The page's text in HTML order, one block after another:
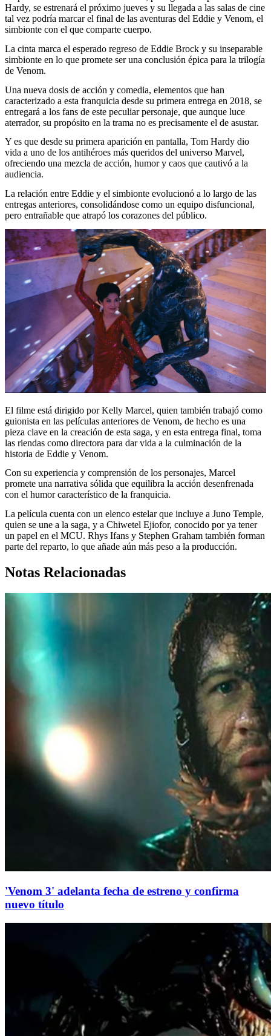
Hardy, se estrenará el próximo jueves y su llegada a las salas de cine
tal vez podría marcar el final de las aventuras del Eddie y Venom, el
simbionte con el que comparte cuerpo.
La cinta marca el esperado regreso de Eddie Brock y su inseparable
simbionte en lo que promete ser una conclusión épica para la trilogía
de Venom.
Una nueva dosis de acción y comedia, elementos que han
caracterizado a esta franquicia desde su primera entrega en 2018, se
entregará a los fans de este peculiar personaje, que aunque luce
aterrador, su propósito en la trama no es precisamente el de asustar.
Y es que desde su primera aparición en pantalla, Tom Hardy dio
vida a uno de los antihéroes más queridos del universo Marvel,
ofreciendo una mezcla de acción, humor y caos que cautivó a la
audiencia.
La relación entre Eddie y el simbionte evolucionó a lo largo de las
entregas anteriores, consolidándose como un equipo disfuncional,
pero entrañable que atrapó los corazones del público.
El filme está dirigido por Kelly Marcel, quien también trabajó como
guionista en las películas anteriores de Venom, de hecho es una
pieza clave en la creación de esta saga, y en esta entrega final, toma
las riendas como directora para dar vida a la culminación de la
historia de Eddie y Venom.
Con su experiencia y comprensión de los personajes, Marcel
promete una narrativa sólida que equilibra la acción desenfrenada
con el humor característico de la franquicia.
La película cuenta con un elenco estelar que incluye a Juno Temple,
quien se une a la saga, y a Chiwetel Ejiofor, conocido por ya tener
un papel en el MCU. Rhys Ifans y Stephen Graham también forman
parte del reparto, lo que añade aún más peso a la producción.
Notas Relacionadas
'Venom 3' adelanta fecha de estreno y confirma
nuevo título